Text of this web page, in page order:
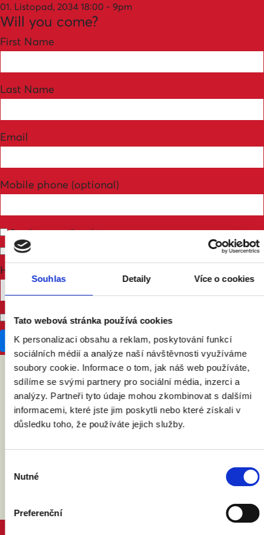
Souhlas Detaily Více o cookies
Tato webová stránka používá cookies
K personalizaci obsahu a reklam, poskytování funkcí
sociálních médií a analýze naší návštěvnosti využíváme
soubory cookie. Informace o tom, jak náš web používáte,
sdílíme se svými partnery pro sociální média, inzerci a
analýzy. Partneři tyto údaje mohou zkombinovat s dalšími
informacemi, které jste jim poskytli nebo které získali v
důsledku toho, že používáte jejich služby.
souhlasu
Nutné
Preferenční
01. Listopad, 2034 18:00 - 9pm
Will you come?
First Name
Last Name
Email
Mobile phone (optional)
Send me email updates
Send me text messages
How many other people are you bringing?
Don't publish my RSVP on the website
ABY VÁM O MANŽELSTVÍ NIC
NEUNIKLO